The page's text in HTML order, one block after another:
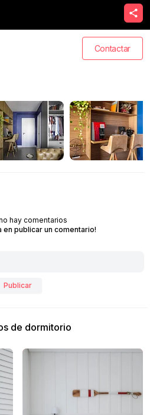
Contactar
hay comentarios
en publicar un comentario!
Publicar
de dormitorio